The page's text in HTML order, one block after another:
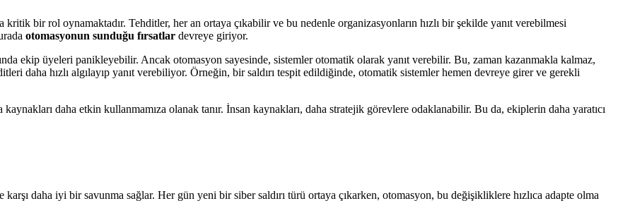
kritik bir rol oynamaktadır. Tehditler, her an ortaya çıkabilir ve bu nedenle organizasyonların hızlı bir şekilde yanıt verebilmesi
otomasyonun sunduğu fırsatlar devreye giriyor.
ekip üyeleri panikleyebilir. Ancak otomasyon sayesinde, sistemler otomatik olarak yanıt verebilir. Bu, zaman kazanmakla kalmaz,
daha hızlı algılayıp yanıt verebiliyor. Örneğin, bir saldırı tespit edildiğinde, otomatik sistemler hemen devreye girer ve gerekli
kaynakları daha etkin kullanmamıza olanak tanır. İnsan kaynakları, daha stratejik görevlere odaklanabilir. Bu da, ekiplerin daha yaratıcı
daha iyi bir savunma sağlar. Her gün yeni bir siber saldırı türü ortaya çıkarken, otomasyon, bu değişikliklere hızlıca adapte olma